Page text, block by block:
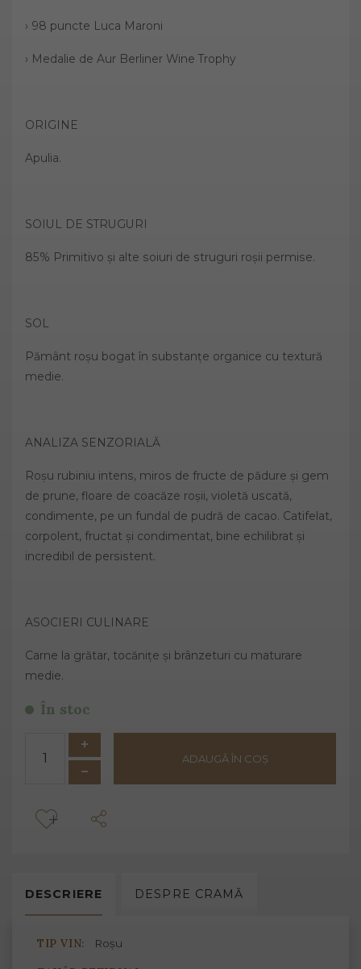
› 98 puncte Luca Maroni
› Medalie de Aur Berliner Wine Trophy
ORIGINE
Apulia.
SOIUL DE STRUGURI
85% Primitivo și alte soiuri de struguri roșii permise.
SOL
Pământ roșu bogat în substanțe organice cu textură
medie.
ANALIZA SENZORIALĂ
Roșu rubiniu intens, miros de fructe de pădure și gem
de prune, floare de coacăze roșii, violetă uscată,
condimente, pe un fundal de pudră de cacao. Catifelat,
corpolent, fructat și condimentat, bine echilibrat și
incredibil de persistent.
ASOCIERI CULINARE
Carne la grătar, tocănițe și brânzeturi cu maturare
medie.
În stoc
ADAUGĂ ÎN COȘ
DESCRIERE DESPRE CRAMĂ
TIP VIN: Roșu